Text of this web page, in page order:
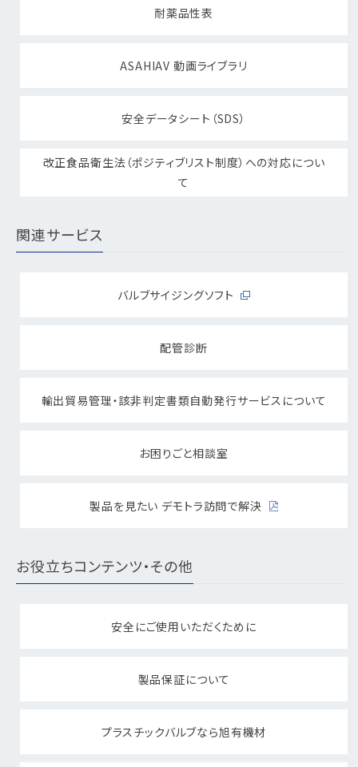
耐薬品性表
ASAHIAV 動画ライブラリ
安全データシート（SDS）
改正食品衛生法（ポジティブリスト制度）への対応につい
て
関連サービス
バルブサイジングソフト
配管診断
輸出貿易管理・該非判定書類自動発行サービスについて
お困りごと相談室
製品を見たい デモトラ訪問で解決
お役立ちコンテンツ・その他
安全にご使用いただくために
製品保証について
プラスチックバルブなら旭有機材